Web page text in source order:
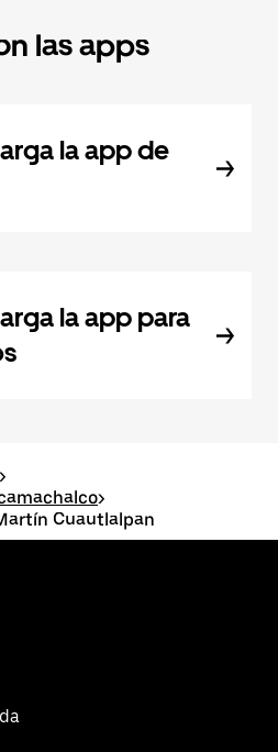
las apps
la app de
la app para
>
>
Cuautlalpan